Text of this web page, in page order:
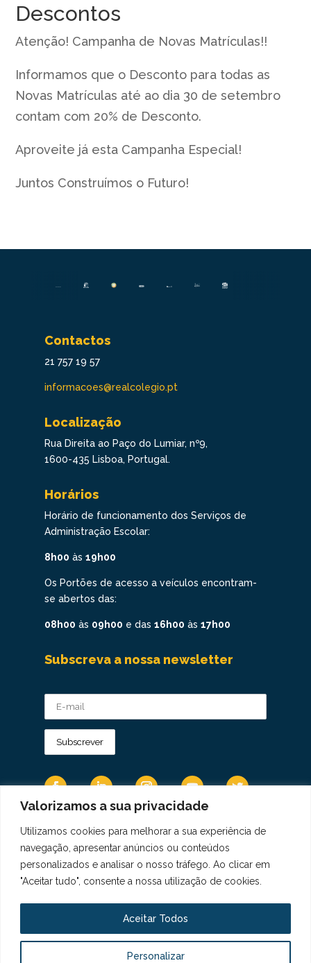
Valorizamos a sua privacidade
Utilizamos cookies para melhorar a sua experiência de
navegação, apresentar anúncios ou conteúdos
personalizados e analisar o nosso tráfego. Ao clicar em
"Aceitar tudo", consente a nossa utilização de cookies.
Personalizar
Aceitar Todos
Descontos
Atenção! Campanha de Novas Matrículas!!
Informamos que o Desconto para todas as
Novas Matrículas até ao dia 30 de setembro
contam com 20% de Desconto.
Aproveite já esta Campanha Especial!
Juntos Construímos o Futuro!
Contactos
21 757 19 57
informacoes@realcolegio.pt
Localização
Rua Direita ao Paço do Lumiar, nº9,
1600-435 Lisboa, Portugal.
Horários
Horário de funcionamento dos Serviços de
Administração Escolar:
8h00 às 19h00
Os Portões de acesso a veículos encontram-
se abertos das:
08h00 às 09h00 e das 16h00 às 17h00
Subscreva a nossa newsletter
Os Dados Pessoais são tratados de acordo
com a Diretiva 95/46/CE do Regulamento
Geral sobre a Proteção de Dados.
Copyright © 2021 Real Colégio de Portugal.
Todos os direitos revervados. Conheça a nossa
Política de Privacidadeaqui
Livro de Elogios, Sugestões e Reclamações